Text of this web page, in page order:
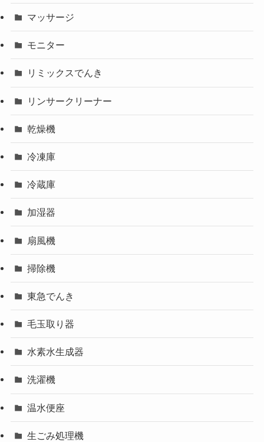
マッサージ
モニター
リミックスでんき
リンサークリーナー
乾燥機
冷凍庫
冷蔵庫
加湿器
扇風機
掃除機
東急でんき
毛玉取り器
水素水生成器
洗濯機
温水便座
生ごみ処理機